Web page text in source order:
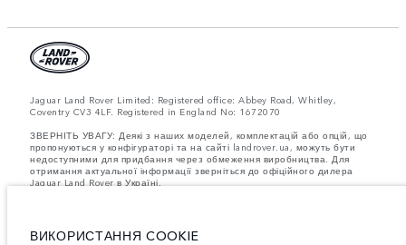
Jaguar Land Rover Limited: Registered office: Abbey Road, Whitley,
Coventry CV3 4LF. Registered in England No: 1672070
ЗВЕРНІТЬ УВАГУ: Деякі з наших моделей, комплектацій або опцій, що
пропонуються у конфігураторі та на сайті landrover.ua, можуть бути
недоступними для придбання через обмеження виробництва. Для
отримання актуальної інформації зверніться до офіційного дилера
Jaguar Land Rover в Україні.
доступність опцій і терміни виготовлення автомобілів. Це дуже
динамічна ситуація, і, як наслідок, зображення, які зараз
ВИКОРИСТАННЯ COOKIE